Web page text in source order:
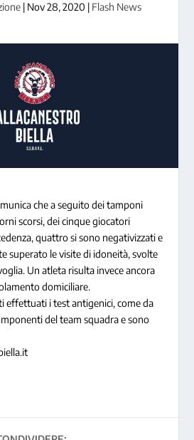
| Nov 28, 2020 | Flash News
che a seguito dei tamponi
scorsi, dei cinque giocatori
quattro si sono negativizzati e
superato le visite di idoneità, svolte
Un atleta risulta invece ancora
domiciliare.
effettuati i test antigenici, come da
del team squadra e sono